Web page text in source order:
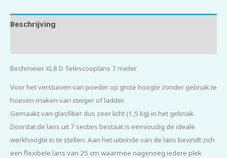
Beschrijving
Birchmeier XL8 D Telescooplans 7 meter
Voor het verstuiven van poeder op grote hoogte zonder gebruik te
hoeven maken van steiger of ladder.
Gemaakt van glasfiber dus zeer licht (1,5 kg) in het gebruik.
Doordat de lans uit 7 secties bestaat is eenvoudig de ideale
werkhoogte in te stellen. Aan het uiteinde van de lans bevindt zich
een flexibele lans van 25 cm waarmee nagenoeg iedere plek